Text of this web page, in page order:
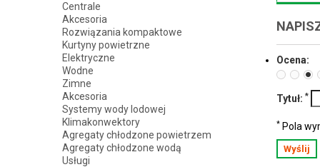
Centrale
Akcesoria
Rozwiązania kompaktowe
Kurtyny powietrzne
Elektryczne
Wodne
Zimne
Akcesoria
Systemy wody lodowej
Klimakonwektory
Agregaty chłodzone powietrzem
Agregaty chłodzone wodą
Usługi
Ocena:
Tytuł: *
* Pola
Wyślij